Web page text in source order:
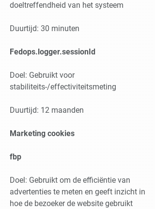
doeltreffendheid van het systeem
Duurtijd: 30 minuten
Fedops.logger.sessionId
Doel: Gebruikt voor
stabiliteits-/effectiviteitsmeting
Duurtijd: 12 maanden
Marketing cookies
fbp
Doel: Gebruikt om de efficiëntie van
advertenties te meten en geeft inzicht in
hoe de bezoeker de website gebruikt